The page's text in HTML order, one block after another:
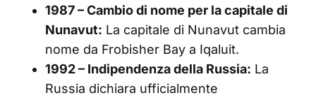
1987 – Cambio di nome per la capitale di
Nunavut: La capitale di Nunavut cambia
nome da Frobisher Bay a Iqaluit.
1992 – Indipendenza della Russia: La
Russia dichiara ufficialmente